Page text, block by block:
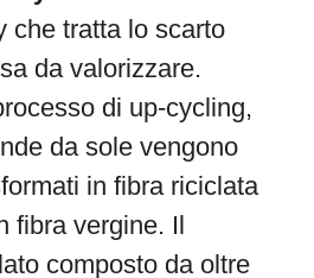
che tratta lo scarto
da valorizzare.
di up-cycling,
da sole vengono
in fibra riciclata
fibra vergine. Il
composto da oltre